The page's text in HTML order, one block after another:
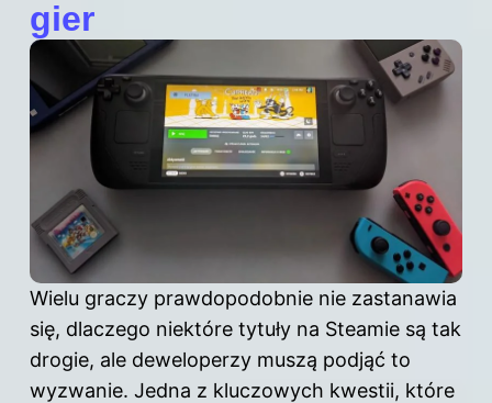
gier
Wielu graczy prawdopodobnie nie zastanawia
się, dlaczego niektóre tytuły na Steamie są tak
drogie, ale deweloperzy muszą podjąć to
wyzwanie. Jedna z kluczowych kwestii, które